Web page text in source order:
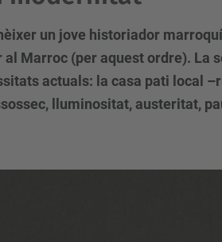
un jove historiador
al Marroc (per aquest ordre). La
actuals: la casa pati local
lluminositat, austeritat,